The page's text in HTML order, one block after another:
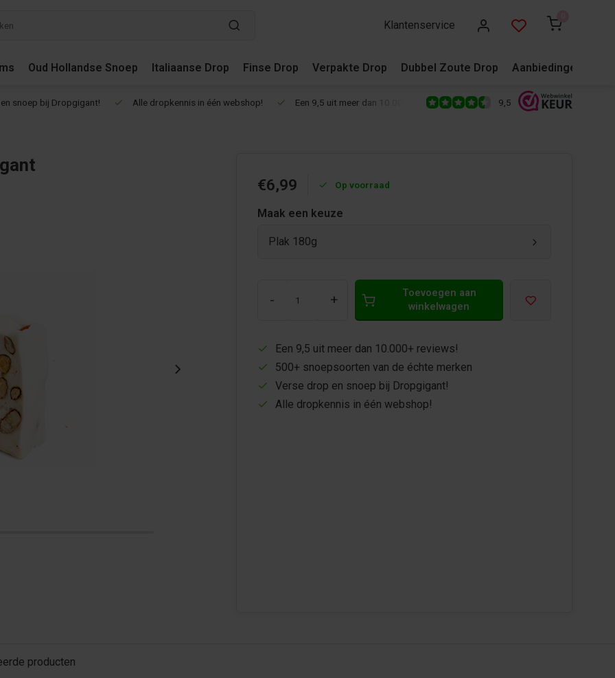
Klantenservice
Oud Hollandse Snoep Italiaanse Drop Finse Drop Verpakte Drop Dubbel Zoute Drop Aanbiedingen
snoep bij Dropgigant! Alle dropkennis in één webshop! Een 9,5 uit meer dan 10.000+ reviews! 500+ snoepsoorten van de
9,5
€6,99 Op voorraad
Maak een keuze
Plak 180g
- +
Toevoegen aan
winkelwagen
Een 9,5 uit meer dan 10.000+ reviews!
500+ snoepsoorten van de échte merken
Verse drop en snoep bij Dropgigant!
Alle dropkennis in één webshop!
producten